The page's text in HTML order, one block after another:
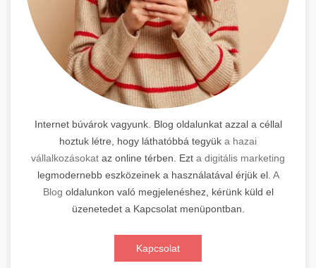
Internet búvárok vagyunk. Blog oldalunkat azzal a céllal
hoztuk létre, hogy láthatóbbá tegyük a hazai
vállalkozásokat az online térben. Ezt a digitális marketing
legmodernebb eszközeinek a használatával érjük el. A
Blog oldalunkon való megjelenéshez, kérünk küld el
üzenetedet a Kapcsolat menüpontban.
Kapcsolat